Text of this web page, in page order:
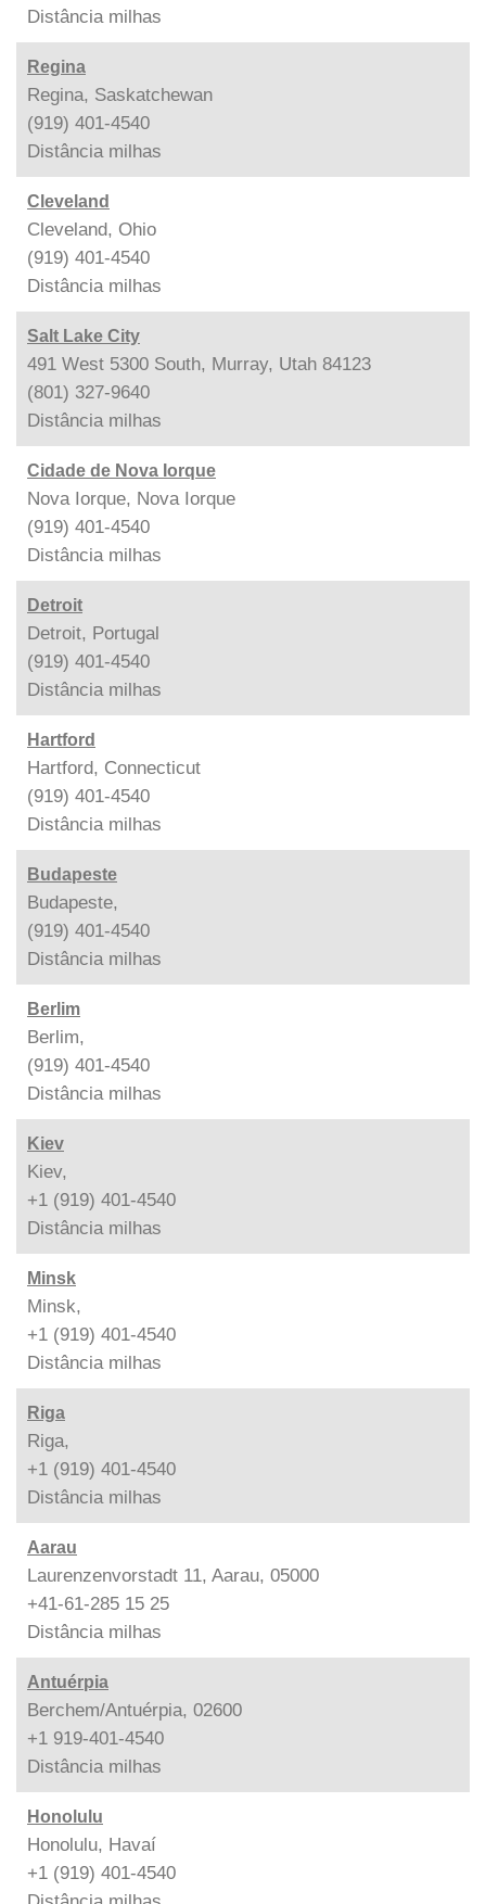
Distância milhas
Regina
Regina, Saskatchewan
(919) 401-4540
Distância milhas
Cleveland
Cleveland, Ohio
(919) 401-4540
Distância milhas
Salt Lake City
491 West 5300 South, Murray, Utah 84123
(801) 327-9640
Distância milhas
Cidade de Nova Iorque
Nova Iorque, Nova Iorque
(919) 401-4540
Distância milhas
Detroit
Detroit, Portugal
(919) 401-4540
Distância milhas
Hartford
Hartford, Connecticut
(919) 401-4540
Distância milhas
Budapeste
Budapeste,
(919) 401-4540
Distância milhas
Berlim
Berlim,
(919) 401-4540
Distância milhas
Kiev
Kiev,
+1 (919) 401-4540
Distância milhas
Minsk
Minsk,
+1 (919) 401-4540
Distância milhas
Riga
Riga,
+1 (919) 401-4540
Distância milhas
Aarau
Laurenzenvorstadt 11, Aarau, 05000
+41-61-285 15 25
Distância milhas
Antuérpia
Berchem/Antuérpia, 02600
+1 919-401-4540
Distância milhas
Honolulu
Honolulu, Havaí
+1 (919) 401-4540